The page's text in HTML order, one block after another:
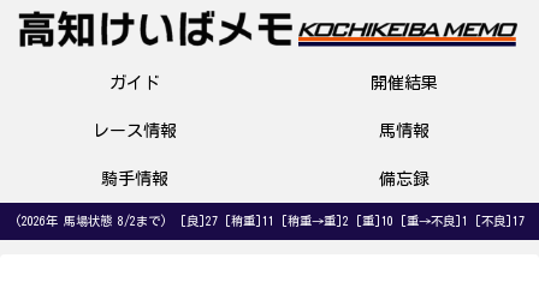
ガイド 開催結果
レース情報 馬情報
騎手情報 備忘録
(2026年 馬場状態 8/2まで) [良]27 [稍重]11 [稍重→重]2 [重]10 [重→不良]1 [不良]17